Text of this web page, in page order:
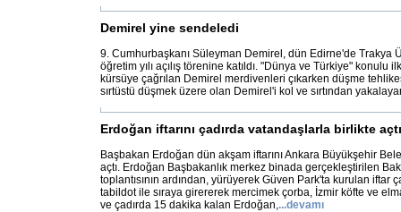
Demirel yine sendeledi
9. Cumhurbaşkanı Süleyman Demirel, dün Edirne'de Trakya
öğretim yılı açılış törenine katıldı. "Dünya ve Türkiye" konulu
kürsüye çağrılan Demirel merdivenleri çıkarken düşme
sırtüstü düşmek üzere olan Demirel'i kol ve sırtından
Erdoğan iftarını çadırda vatandaşlarla birlikte açtı
Başbakan Erdoğan dün akşam iftarını Ankara Büyükşehir
açtı. Erdoğan Başbakanlık merkez binada gerçekleştirilen
toplantısının ardından, yürüyerek Güven Park'ta kurulan iftar
tabildot ile sıraya girererek mercimek çorba, İzmir köfte ve
ve çadırda 15 dakika kalan Erdoğan,...devamı